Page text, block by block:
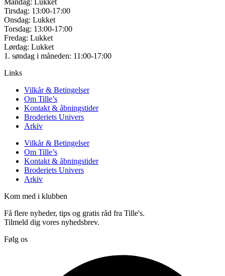
Tirsdag: 13:00-17:00
Onsdag: Lukket
Torsdag: 13:00-17:00
Fredag: Lukket
Lørdag: Lukket
1. søndag i måneden: 11:00-17:00
Links
Vilkår & Betingelser
Om Tille’s
Kontakt & åbningstider
Broderiets Univers
Arkiv
Vilkår & Betingelser
Om Tille’s
Kontakt & åbningstider
Broderiets Univers
Arkiv
Kom med i klubben
Få flere nyheder, tips og gratis råd fra Tille's.
Tilmeld dig vores nyhedsbrev.
Følg os